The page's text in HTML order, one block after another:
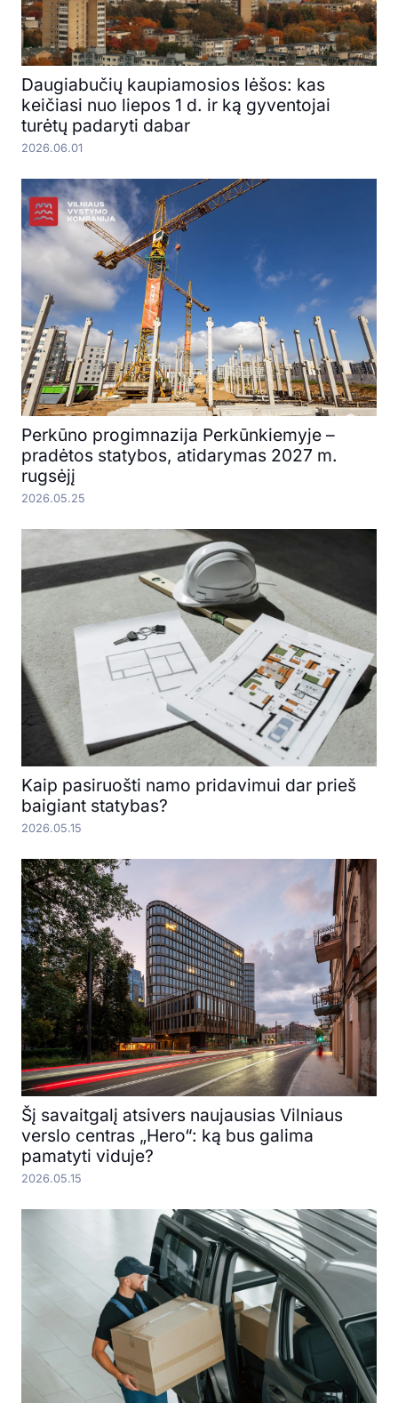
Daugiabučių kaupiamosios lėšos: kas
keičiasi nuo liepos 1 d. ir ką gyventojai
turėtų padaryti dabar
2026.06.01
Perkūno progimnazija Perkūnkiemyje –
pradėtos statybos, atidarymas 2027 m.
rugsėjį
2026.05.25
Kaip pasiruošti namo pridavimui dar prieš
baigiant statybas?
2026.05.15
Šį savaitgalį atsivers naujausias Vilniaus
verslo centras „Hero“: ką bus galima
pamatyti viduje?
2026.05.15